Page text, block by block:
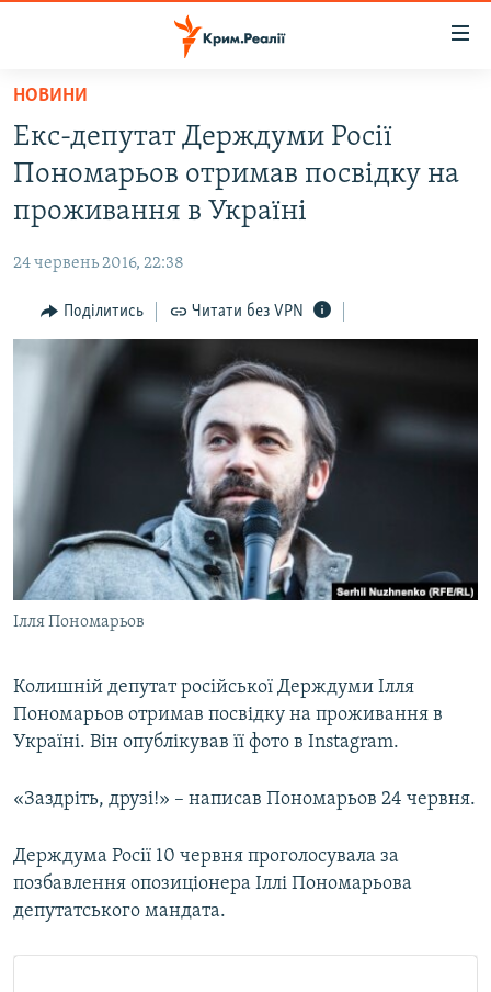
Перейти
основного
матеріалу
до
основної
навігації
Перейти
до
ВОДА.КРИМ
ВІДЕО ТА ФОТО
БЛОГИ
ПОГЛЯД
ВСЕ ЗА ДЕНЬ
СПЕЦПРОЕКТИ
ВІДЕОУРОКИ «ELIFBE»
СВІДЧЕННЯ ОКУПАЦІЇ
УКРАЇНСЬКА ПРОБЛЕМА КРИМУ
ІНФОГРАФІКА
ЯК ОБІЙТИ БЛОКУВАННЯ
Русский
Qırımtatar
ДОЛУЧАЙСЯ!
Усі сайти RFE/RL
НОВИНИ
Екс-депутат Держдуми Росії
Пономарьов отримав посвідку на
проживання в Україні
24 червень 2016, 22:38
Поділитись Читати без VPN
Ілля Пономарьов
Колишній депутат російської Держдуми Ілля
Пономарьов отримав посвідку на проживання в
Україні. Він опублікував її фото в Instagram.
«Заздріть, друзі!» – написав Пономарьов 24 червня.
Держдума Росії 10 червня проголосувала за
позбавлення опозиціонера Іллі Пономарьова
депутатського мандата.